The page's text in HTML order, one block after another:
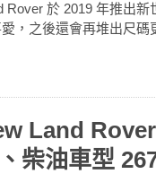
Rover 於 2019 年推出
，之後還會再堆出尺碼
Land
柴油車型